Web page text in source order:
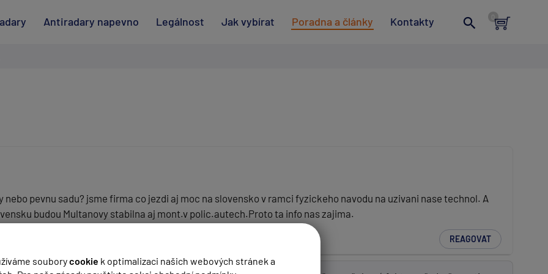
souborycookie k optimalizaci našich webových stránek a
Antiradary napevno Legálnost Jak vybírat Poradna a články Kontakty
pevnu sadu? jsme firma co jezdi aj moc na slovensko v ramci fyzickeho navodu na uzivani nase technol. A
budou Multanovy stabilna aj mont.v polic.autech.Proto ta info nas zajima.
REAGOVAT